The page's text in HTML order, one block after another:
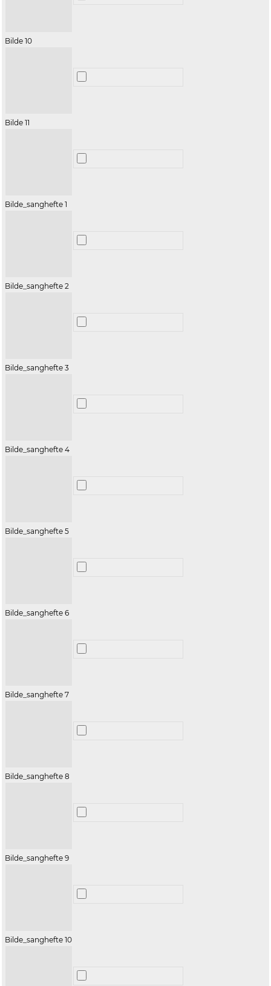
Bilde 10
Bilde 11
Bilde_sanghefte 1
Bilde_sanghefte 2
Bilde_sanghefte 3
Bilde_sanghefte 4
Bilde_sanghefte 5
Bilde_sanghefte 6
Bilde_sanghefte 7
Bilde_sanghefte 8
Bilde_sanghefte 9
Bilde_sanghefte 10